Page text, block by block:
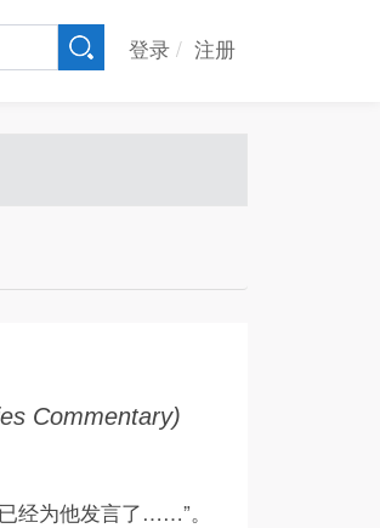
User
account
登录 注册
Commentary)
经为他发言了……”。